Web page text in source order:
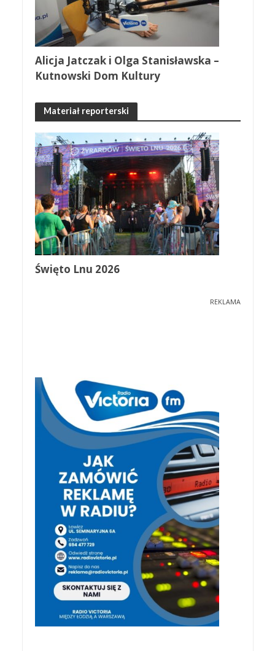
Alicja Jatczak i Olga Stanisławska –
Kutnowski Dom Kultury
Materiał reporterski
Święto Lnu 2026
REKLAMA